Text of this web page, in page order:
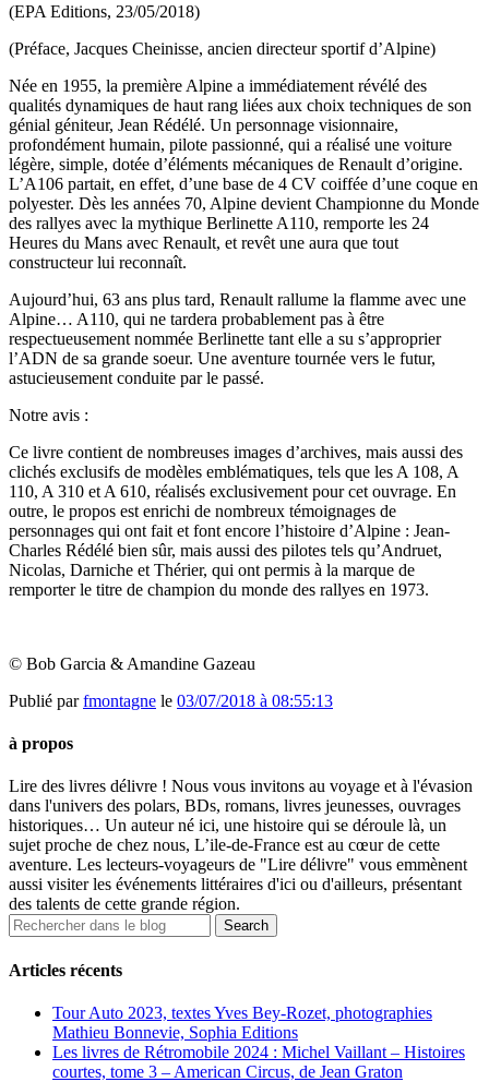
(EPA Editions, 23/05/2018)
(Préface, Jacques Cheinisse, ancien directeur sportif d’Alpine)
Née en 1955, la première Alpine a immédiatement révélé des
qualités dynamiques de haut rang liées aux choix techniques de son
génial géniteur, Jean Rédélé. Un personnage visionnaire,
profondément humain, pilote passionné, qui a réalisé une voiture
légère, simple, dotée d’éléments mécaniques de Renault d’origine.
L’A106 partait, en effet, d’une base de 4 CV coiffée d’une coque en
polyester. Dès les années 70, Alpine devient Championne du Monde
des rallyes avec la mythique Berlinette A110, remporte les 24
Heures du Mans avec Renault, et revêt une aura que tout
constructeur lui reconnaît.
Aujourd’hui, 63 ans plus tard, Renault rallume la flamme avec une
Alpine… A110, qui ne tardera probablement pas à être
respectueusement nommée Berlinette tant elle a su s’approprier
l’ADN de sa grande soeur. Une aventure tournée vers le futur,
astucieusement conduite par le passé.
Notre avis :
Ce livre contient de nombreuses images d’archives, mais aussi des
clichés exclusifs de modèles emblématiques, tels que les A 108, A
110, A 310 et A 610, réalisés exclusivement pour cet ouvrage. En
outre, le propos est enrichi de nombreux témoignages de
personnages qui ont fait et font encore l’histoire d’Alpine : Jean-
Charles Rédélé bien sûr, mais aussi des pilotes tels qu’Andruet,
Nicolas, Darniche et Thérier, qui ont permis à la marque de
remporter le titre de champion du monde des rallyes en 1973.
© Bob Garcia & Amandine Gazeau
Publié parfmontagne le 03/07/2018 à 08:55:13
à propos
Lire des livres délivre ! Nous vous invitons au voyage et à l'évasion
dans l'univers des polars, BDs, romans, livres jeunesses, ouvrages
historiques… Un auteur né ici, une histoire qui se déroule là, un
sujet proche de chez nous, L’ile-de-France est au cœur de cette
aventure. Les lecteurs-voyageurs de "Lire délivre" vous emmènent
aussi visiter les événements littéraires d'ici ou d'ailleurs, présentant
des talents de cette grande région.
Articles récents
Tour Auto 2023, textes Yves Bey-Rozet, photographies
Mathieu Bonnevie, Sophia Editions
Les livres de Rétromobile 2024 : Michel Vaillant – Histoires
courtes, tome 3 – American Circus, de Jean Graton